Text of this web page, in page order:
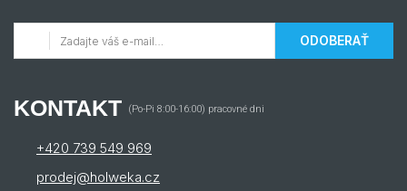
ODOBERAŤ
KONTAKT (Po-Pi 8:00-16:00) pracovné dni
+420 739 549 969
prodej@holweka.cz